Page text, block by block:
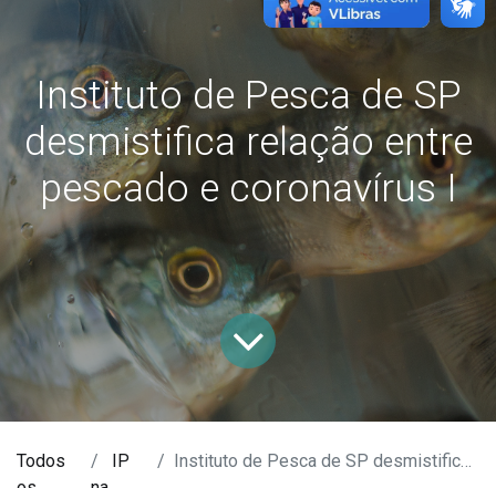
Instituto de Pesca de SP
desmistifica relação entre
pescado e coronavírus I
Todos
IP
Instituto de Pesca de SP desmistifica relação entre pescado e coronavírus I